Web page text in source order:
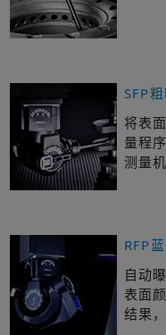
SFP
将表
量程
测量
RFP
自动
表面
结果